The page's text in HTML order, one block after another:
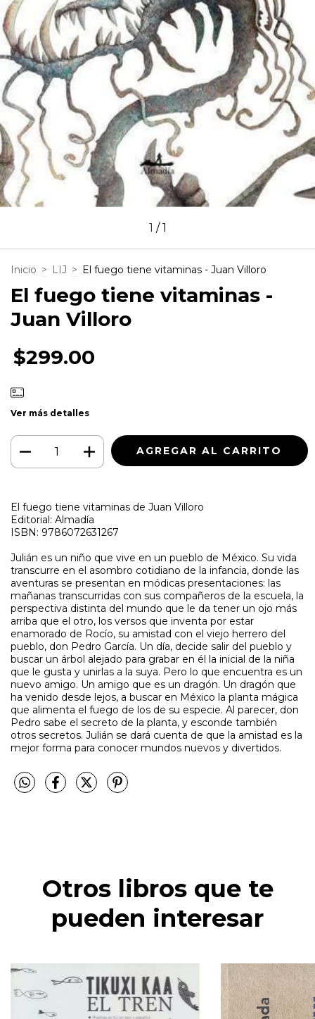
1 /1
Inicio > LIJ > El fuego tiene vitaminas - Juan Villoro
El fuego tiene vitaminas -
Juan Villoro
$299.00
Ver más detalles
El fuego tiene vitaminas de Juan Villoro
Editorial: Almadía
ISBN: 9786072631267
Julián es un niño que vive en un pueblo de México. Su vida
transcurre en el asombro cotidiano de la infancia, donde las
aventuras se presentan en módicas presentaciones: las
mañanas transcurridas con sus compañeros de la escuela, la
perspectiva distinta del mundo que le da tener un ojo más
arriba que el otro, los versos que inventa por estar
enamorado de Rocío, su amistad con el viejo herrero del
pueblo, don Pedro García. Un día, decide salir del pueblo y
buscar un árbol alejado para grabar en él la inicial de la niña
que le gusta y unirlas a la suya. Pero lo que encuentra es un
nuevo amigo. Un amigo que es un dragón. Un dragón que
ha venido desde lejos, a buscar en México la planta mágica
que alimenta el fuego de los de su especie. Al parecer, don
Pedro sabe el secreto de la planta, y esconde también
otros secretos. Julián se dará cuenta de que la amistad es la
mejor forma para conocer mundos nuevos y divertidos.
Otros libros que te
pueden interesar